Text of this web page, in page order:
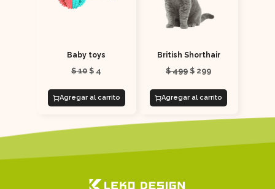
Baby toys
$10 $ 4
Agregar al carrito
British Shorthair
$499 $ 299
Agregar al carrito